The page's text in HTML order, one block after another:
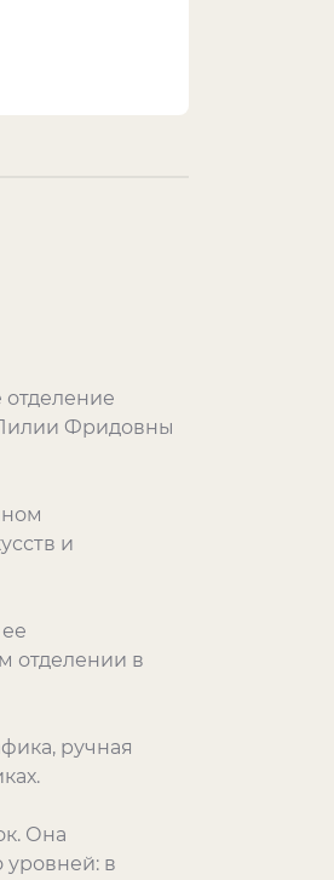
отделение
Фридовны
и
отделении в
ручная
Она
уровней: в